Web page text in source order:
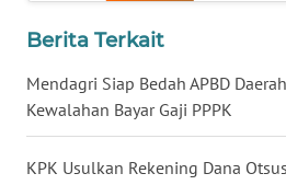
Berita Terkait
Mendagri Siap Bedah APBD
Kewalahan Bayar Gaji PPPK
KPK Usulkan Rekening Dana
WN